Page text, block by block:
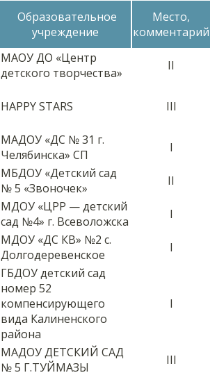
Образовательное
учреждение
Место,
комментарий
МАОУ ДО «Центр
детского творчества»
II
HAPPY STARS III
МАДОУ «ДС № 31 г.
Челябинска» СП
I
МБДОУ «Детский сад
№ 5 «Звоночек»
II
МДОУ «ЦРР — детский
сад №4» г. Всеволожска
I
МДОУ «ДС КВ» №2 с.
Долгодеревенское
I
ГБДОУ детский сад
номер 52
компенсирующего
вида Калиненского
района
I
МАДОУ ДЕТСКИЙ САД
№ 5 Г.ТУЙМАЗЫ
III